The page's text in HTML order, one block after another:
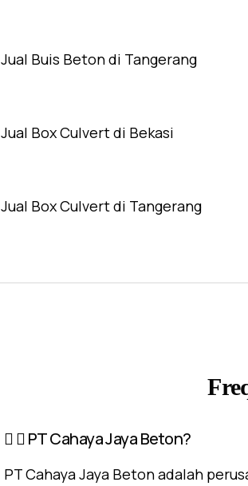
Jual Buis Beton di Tangerang
Jual Box Culvert di Bekasi
Jual Box Culvert di Tangerang
PT Cahaya Jaya Beton?
PT Cahaya Jaya Beton adalah